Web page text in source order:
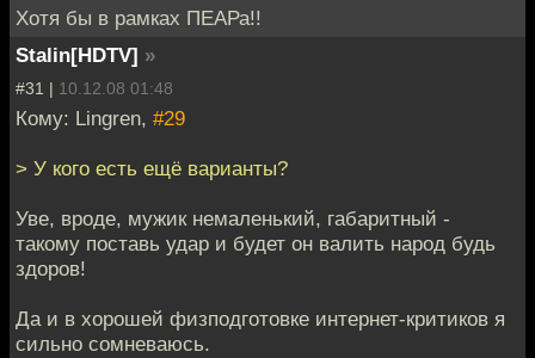
Хотя бы в рамках ПЕАРа!!
Stalin[HDTV] »
#31 | 10.12.08 01:48
Кому: Lingren, #29
> У кого есть ещё варианты?
Уве, вроде, мужик немаленький, габаритный -
такому поставь удар и будет он валить народ будь
здоров!
Да и в хорошей физподготовке интернет-критиков я
сильно сомневаюсь.